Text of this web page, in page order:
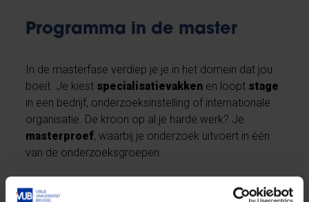
Programma in de master
In de masterfase verdiep je je in het domein dat jou
boeit. Je kiest specialisatievakken en loopt stage
in een bedrijf, onderzoeksinstelling of internationale
organisatie. De kroon op al je harde werk? Je
masterproef, waarbij je onderzoek uitvoert in één
van de onderzoeksgroepen.
Afhankelijk van je bachelorprofiel kies je een van